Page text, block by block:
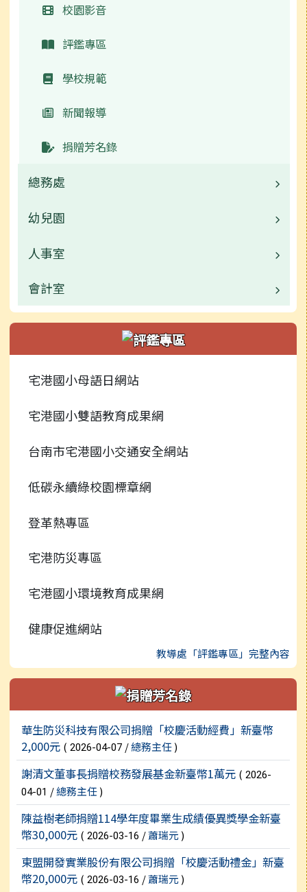
校園影音
評鑑專區
學校規範
新聞報導
捐贈芳名錄
總務處
業務職掌
校園公告
常用連結
活動相簿
行事曆
捐贈芳名錄
檔案下載
幼兒園
校園公告
業務職掌
活動相簿
新聞報導
榮譽榜
校園影音
常用連結
檔案下載
行事曆
人事室
業務職掌
校園公告
常用連結
行事曆
會計室
業務職掌
校園公告
常用連結
行事曆
宅港國小母語日網站
宅港國小雙語教育成果網
台南市宅港國小交通安全網站
低碳永續綠校園標章網
登革熱專區
宅港防災專區
宅港國小環境教育成果網
健康促進網站
教導處「評鑑專區」完整內容
新聞列表
華生防災科技有限公司捐贈「校慶活動經費」新臺幣
2,000元 ( 2026-04-07 /總務主任)
謝清文董事長捐贈校務發展基金新臺幣1萬元 ( 2026-
04-01 /總務主任)
陳益樹老師捐贈114學年度畢業生成績優異獎學金新臺
幣30,000元 ( 2026-03-16 /蕭瑞元)
東盟開發實業股份有限公司捐贈「校慶活動禮金」新臺
幣20,000元 ( 2026-03-16 /蕭瑞元)